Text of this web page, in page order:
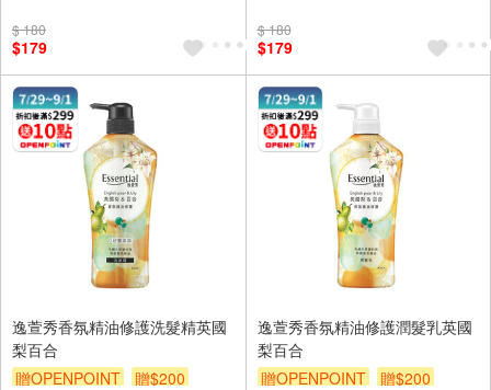
$ 180
$179
$ 180
$179
逸萱秀香氛精油修護洗髮精英國
梨百合
贈OPENPOINT
贈$200
逸萱秀香氛精油修護潤髮乳英國
梨百合
贈OPENPOINT
贈$200